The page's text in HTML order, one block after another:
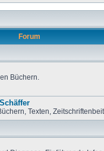
Forum
Büchern.
Texten,